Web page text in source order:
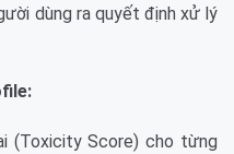
dùng ra quyết định xử lý
(Toxicity Score) cho từng